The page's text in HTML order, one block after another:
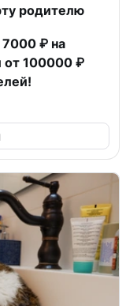
родителю
₽ на
от 100000 ₽